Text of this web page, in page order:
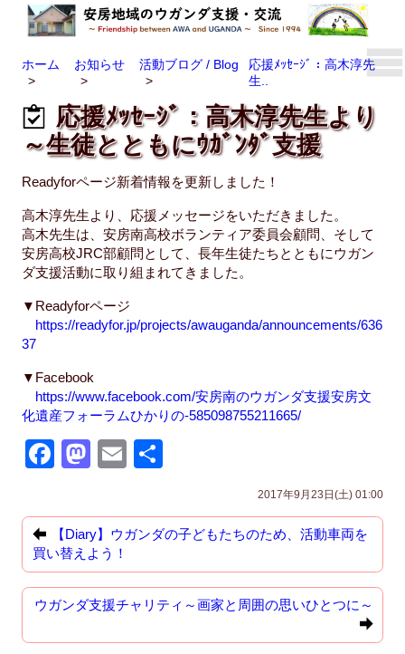
ホーム お知らせ 活動ブログ / Blog
応援ﾒｯｾｰｼﾞ：高木淳先
生..
応援ﾒｯｾｰｼﾞ：高木淳先生より
～生徒とともにｳｶﾞﾝﾀﾞ支援
Readyforページ新着情報を更新しました！
高木淳先生より、応援メッセージをいただきました。
高木先生は、安房南高校ボランティア委員会顧問、そして
安房高校JRC部顧問として、長年生徒たちとともにウガン
ダ支援活動に取り組まれてきました。
▼Readyforページ
https://readyfor.jp/projects/awauganda/announcements/636
37
▼Facebook
https://www.facebook.com/安房南のウガンダ支援安房文
化遺産フォーラムひかりの-585098755211665/
F
c
e
b
o
M
st
o
d
o
E
ail
2017年9月23日(土) 01:00
【Diary】ウガンダの子どもたちのため、活動車両を
買い替えよう！
ウガンダ支援チャリティ～画家と周囲の思いひとつに～